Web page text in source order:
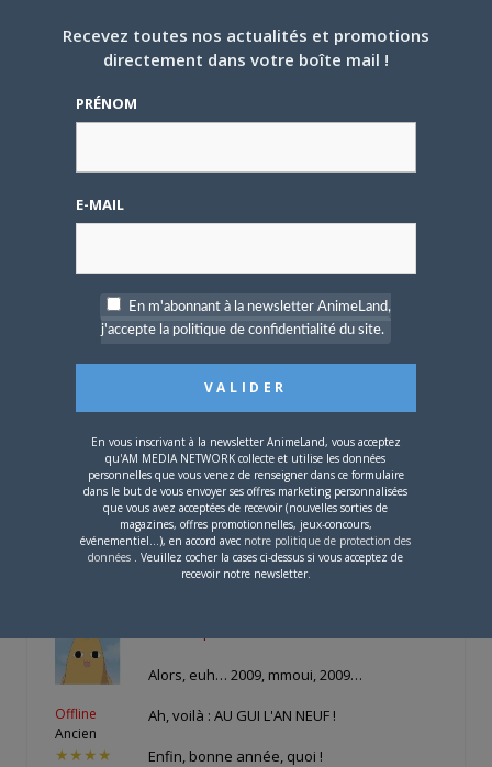
Ancien
★★★★
Lewis-Scarole LE
3 JANVIER 2009 À 13 H 42
MIN
Offline
Ancien
★★★★
Alors, euh… 2009, mmoui, 2009…
Ah, voilà : AU GUI L'AN NEUF !
Enfin, bonne année, quoi !
Recevez toutes nos actualités et promotions
directement dans votre boîte mail !
PRÉNOM
E-MAIL
En m'abonnant à la newsletter AnimeLand,
j'accepte la politique de confidentialité du site.
En vous inscrivant à la newsletter AnimeLand, vous acceptez
qu'AM MEDIA NETWORK collecte et utilise les données
personnelles que vous venez de renseigner dans ce formulaire
dans le but de vous envoyer ses offres marketing personnalisées
que vous avez acceptées de recevoir (nouvelles sorties de
magazines, offres promotionnelles, jeux-concours,
événementiel...), en accord avec notre politique de protection des
données . Veuillez cocher la cases ci-dessus si vous acceptez de
recevoir notre newsletter.